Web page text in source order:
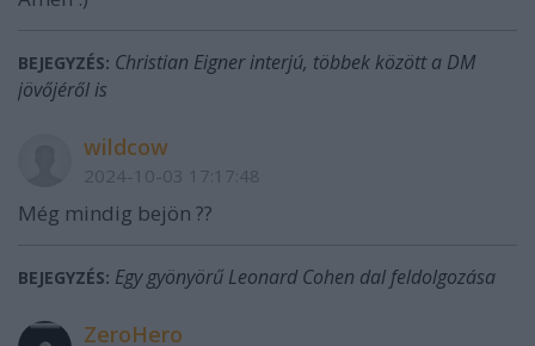
BEJEGYZÉS: Christian Eigner interjú, többek között a DM
jövőjéről is
wildcow
2024-10-03 17:17:48
Még mindig bejön ??
BEJEGYZÉS: Egy gyönyörű Leonard Cohen dal feldolgozása
ZeroHero